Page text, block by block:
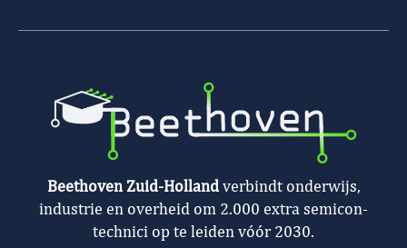
Beethoven Zuid-Holland verbindt onderwijs,
industrie en overheid om 2.000 extra semicon-
technici op te leiden vóór 2030.